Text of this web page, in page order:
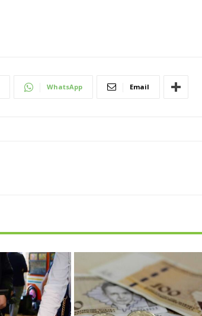
WhatsApp Email